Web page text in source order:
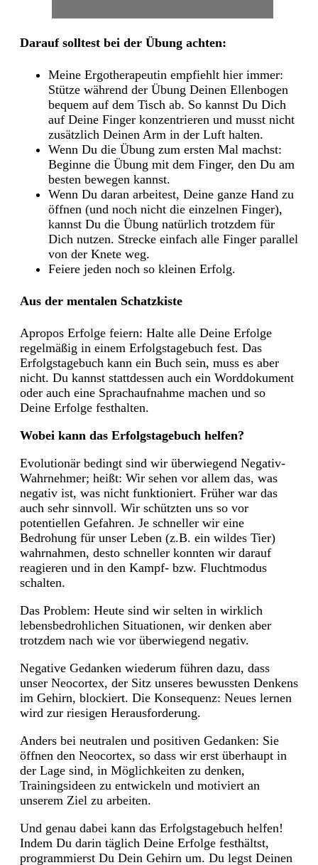
Darauf solltest bei der Übung achten:
Meine Ergotherapeutin empfiehlt hier immer:
Stütze während der Übung Deinen Ellenbogen
bequem auf dem Tisch ab. So kannst Du Dich
auf Deine Finger konzentrieren und musst nicht
zusätzlich Deinen Arm in der Luft halten.
Wenn Du die Übung zum ersten Mal machst:
Beginne die Übung mit dem Finger, den Du am
besten bewegen kannst.
Wenn Du daran arbeitest, Deine ganze Hand zu
öffnen (und noch nicht die einzelnen Finger),
kannst Du die Übung natürlich trotzdem für
Dich nutzen. Strecke einfach alle Finger parallel
von der Knete weg.
Feiere jeden noch so kleinen Erfolg.
Aus der mentalen Schatzkiste
Apropos Erfolge feiern: Halte alle Deine Erfolge
regelmäßig in einem Erfolgstagebuch fest. Das
Erfolgstagebuch kann ein Buch sein, muss es aber
nicht. Du kannst stattdessen auch ein Worddokument
oder auch eine Sprachaufnahme machen und so
Deine Erfolge festhalten.
Wobei kann das Erfolgstagebuch helfen?
Evolutionär bedingt sind wir überwiegend Negativ-
Wahrnehmer; heißt: Wir sehen vor allem das, was
negativ ist, was nicht funktioniert. Früher war das
auch sehr sinnvoll. Wir schützten uns so vor
potentiellen Gefahren. Je schneller wir eine
Bedrohung für unser Leben (z.B. ein wildes Tier)
wahrnahmen, desto schneller konnten wir darauf
reagieren und in den Kampf- bzw. Fluchtmodus
schalten.
Das Problem: Heute sind wir selten in wirklich
lebensbedrohlichen Situationen, wir denken aber
trotzdem nach wie vor überwiegend negativ.
Negative Gedanken wiederum führen dazu, dass
unser Neocortex, der Sitz unseres bewussten Denkens
im Gehirn, blockiert. Die Konsequenz: Neues lernen
wird zur riesigen Herausforderung.
Anders bei neutralen und positiven Gedanken: Sie
öffnen den Neocortex, so dass wir erst überhaupt in
der Lage sind, in Möglichkeiten zu denken,
Trainingsideen zu entwickeln und motiviert an
unserem Ziel zu arbeiten.
Und genau dabei kann das Erfolgstagebuch helfen!
Indem Du darin täglich Deine Erfolge festhältst,
programmierst Du Dein Gehirn um. Du legst Deinen